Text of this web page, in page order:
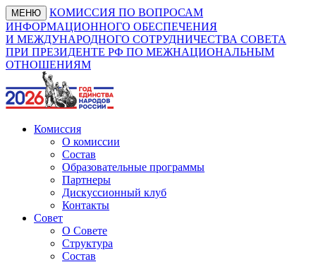
МЕНЮ
КОМИССИЯ ПО ВОПРОСАМ
ИНФОРМАЦИОННОГО ОБЕСПЕЧЕНИЯ
И МЕЖДУНАРОДНОГО СОТРУДНИЧЕСТВА СОВЕТА
ПРИ ПРЕЗИДЕНТЕ РФ ПО МЕЖНАЦИОНАЛЬНЫМ
ОТНОШЕНИЯМ
Комиссия
О комиссии
Состав
Образовательные программы
Партнеры
Дискуссионный клуб
Контакты
Совет
О Совете
Структура
Состав